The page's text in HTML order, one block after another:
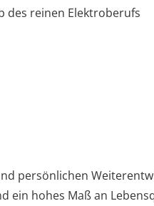
des reinen Elektroberufs
persönlichen
ein hohes Maß an